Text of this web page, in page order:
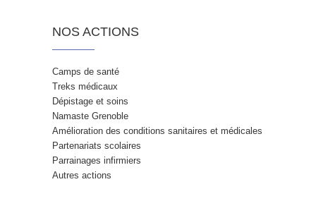
NOS ACTIONS
Camps de santé
Treks médicaux
Dépistage et soins
Namaste Grenoble
Amélioration des conditions sanitaires et médicales
Partenariats scolaires
Parrainages infirmiers
Autres actions